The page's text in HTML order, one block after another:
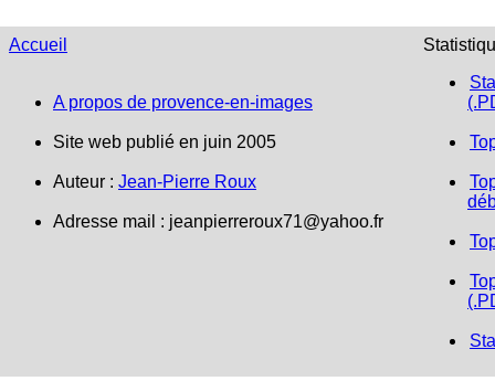
Accueil
A propos de provence-en-images
Site web publié en juin 2005
Auteur : Jean-Pierre Roux
Adresse mail : jeanpierreroux71@yahoo.fr